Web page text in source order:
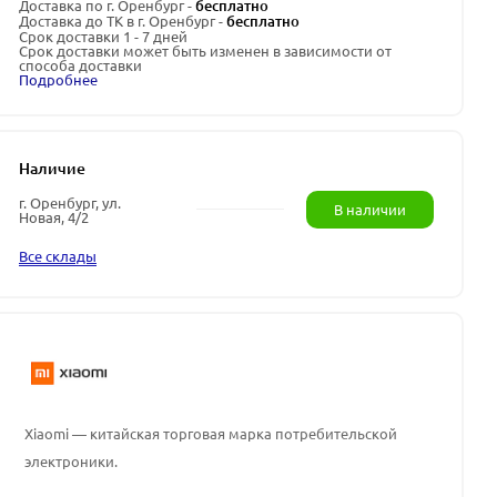
Доставка по г. Оренбург -бесплатно
Доставка до ТК в г. Оренбург -бесплатно
Срок доставки 1 - 7 дней
Срок доставки может быть изменен в зависимости от
способа доставки
Подробнее
Наличие
г. Оренбург, ул.
Новая, 4/2 В наличии
Все склады
Xiaomi — китайская торговая марка потребительской
электроники.